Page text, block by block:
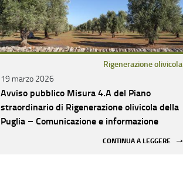
Rigenerazione olivicola
19 marzo 2026
Avviso pubblico Misura 4.A del Piano
straordinario di Rigenerazione olivicola della
Puglia – Comunicazione e informazione
CONTINUA A LEGGERE